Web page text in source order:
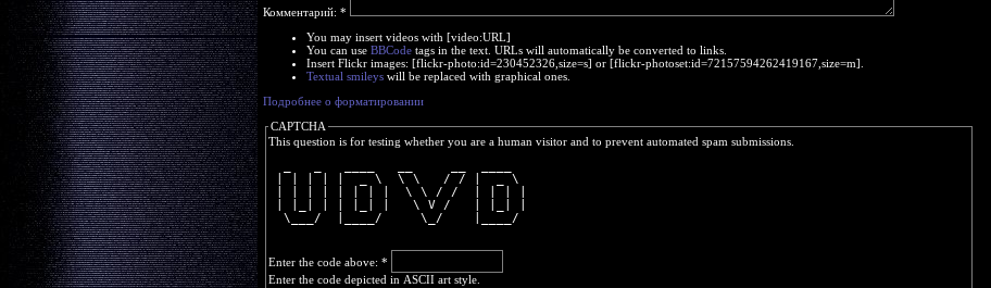
Комментарий: *
You may insert videos with [video:URL]
You can use BBCode tags in the text. URLs will automatically be converted to links.
Insert Flickr images: [flickr-photo:id=230452326,size=s] or [flickr-photoset:id=72157594262419167,size=m].
Textual smileys will be replaced with graphical ones.
Подробнее о форматировании
CAPTCHA
This question is for testing whether you are a human visitor and to prevent automated spam submissions.
| | | | |  _ \  \ \   / / |  _ \
| | | | | | | |  \ \ / /  | | | |
| |_| | | |_| |   \ V /   | |_| |
  \___/  |____/     \_/    |____/
Enter the code above: *
Enter the code depicted in ASCII art style.